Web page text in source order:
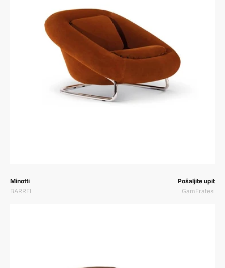
Prodavač:
Minotti
BARREL
Prodavač:
Pošaljite upit
GamFratesi